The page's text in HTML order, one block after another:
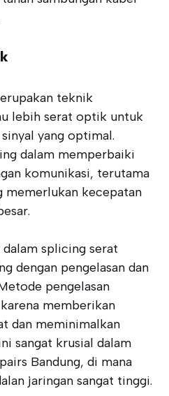
teknik
lebih serat optik untuk
yang optimal.
dalam memperbaiki
komunikasi, terutama
memerlukan kecepatan
splicing serat
dengan pengelasan dan
pengelasan
memberikan
dan meminimalkan
sangat krusial dalam
Bandung, di mana
jaringan sangat tinggi.